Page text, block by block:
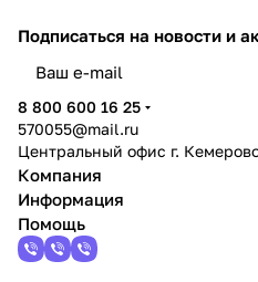
Подписаться на новости и
8 800 600 16 25
570055@mail.ru
Центральный офис г.
Компания
Информация
Помощь